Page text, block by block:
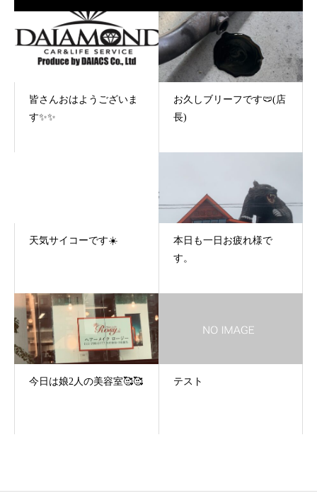
皆さんおはようございま
す✨✨
お久しブリーフです🩲(店
長)
天気サイコーです☀️
本日も一日お疲れ様で
す。
今日は娘2人の美容室🥰🥰 テスト